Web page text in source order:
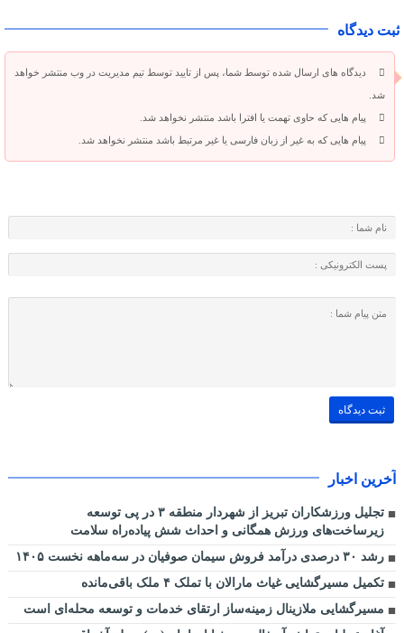
ثبت دیدگاه
دیدگاه های ارسال شده توسط شما، پس از تایید توسط تیم مدیریت در وب منتشر خواهد
شد.
پیام هایی که حاوی تهمت یا افترا باشد منتشر نخواهد شد.
پیام هایی که به غیر از زبان فارسی یا غیر مرتبط باشد منتشر نخواهد شد.
آخرین اخبار
تجلیل ورزشکاران تبریز از شهردار منطقه ۳ در پی توسعه
زیرساخت‌های ورزش همگانی و احداث شش پیاده‌راه سلامت
رشد ۳۰ درصدی درآمد فروش سیمان صوفیان در سه‌ماهه نخست ۱۴۰۵
تکمیل مسیرگشایی غیاث مارالان با تملک ۴ ملک باقی‌مانده
مسیرگشایی ملازینال زمینه‌ساز ارتقای خدمات و توسعه محله‌ای است